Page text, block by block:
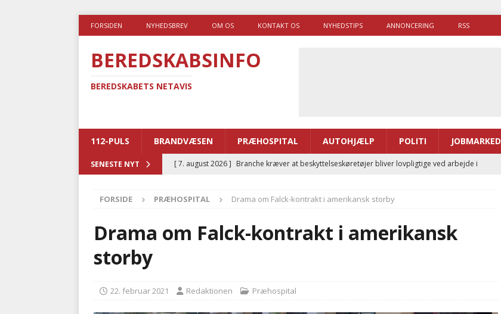
FORSIDEN NYHEDSBREV OM OS KONTAKT OS NYHEDSTIPS ANNONCERING RSS
BEREDSKABSINFO
BEREDSKABETS NETAVIS
112-PULS BRANDVÆSEN PRÆHOSPITAL AUTOHJÆLP POLITI JOBMARKED
SENESTE NYT [ 7. august 2026 ] Branche kræver at beskyttelseskøretøjer bliver lovpligtige ved arbejde i
[ 6. august 2026 ] Brandvæsenernes gennemsnitlige responstid steg med 9 sekunder i 2025
BRANDVÆSEN
[ 5. august 2026 ]
Ny ambulance og el-sygetransportvogn til Samsø
FORSIDE PRÆHOSPITAL Drama om Falck-kontrakt i amerikansk storby
Drama om Falck-kontrakt i amerikansk
storby
22. februar 2021 Redaktionen Præhospital